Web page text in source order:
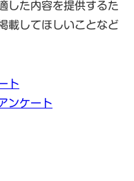
した内容を提供するた
載してほしいことなど
ト
ンケート